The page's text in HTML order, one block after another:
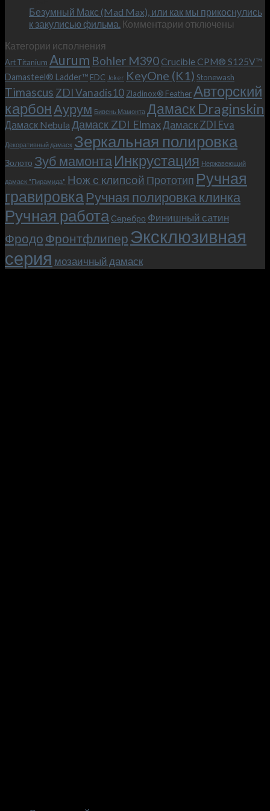
«Фродо».
Теперь
и
клипсой!
Безумный Макс (Mad Max), или как мы прикоснулись
к закулисью фильма. Комментарии к
Макс
(Mad
Max),
или
как
мы
прикоснулись
к
фильма.
отключены
Категории исполнения
Art Titanium Aurum Bohler M390Crucible CPM® S125V™
Damasteel® Ladder™ EDC Joker KeyOne (K1) Stonewash
Timascus ZDI Vanadis10 Zladinox® FeatherАвторский
карбонАурум Бивень Мамонта Дамаск Draginskin
Дамаск Nebula Дамаск ZDI ElmaxДамаск ZDI Eva
Декоративный дамаск Зеркальная полировка
Золото Зуб мамонтаИнкрустация Нержавеющий
дамаск "Пирамида" Нож с клипсой Прототип Ручная
гравировкаРучная полировка клинка
Ручная работа Серебро Финишный сатин
Фродо Фронтфлипер Эксклюзивная
серия мозаичный дамаск